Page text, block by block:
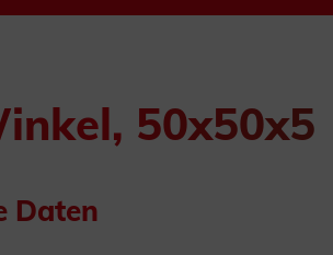
50x50x5
Daten